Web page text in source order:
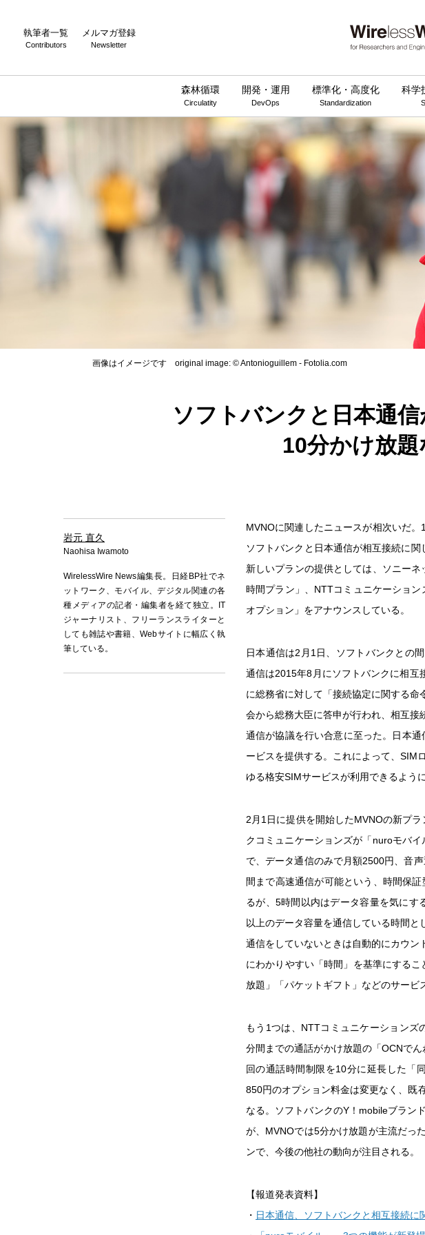
執筆者一覧
Contributors
メルマガ登録
Newsletter
森林循環
Circulatity
開発・運用
DevOps
標準化・高度化
Standardization
科学
画像はイメージです original image: © Antonioguillem - Fotolia.com
ソフトバンクと日本通
10分かけ放
岩元 直久
Naohisa Iwamoto
WirelessWire News編集長。日経BP社でネ
ットワーク、モバイル、デジタル関連の各
種メディアの記者・編集者を経て独立。IT
ジャーナリスト、フリーランスライターと
しても雑誌や書籍、Webサイトに幅広く執
筆している。
MVNOに関連したニュースが相次いだ
ソフトバンクと日本通信が相互接続に
新しいプランの提供としては、ソニー
時間プラン」、NTTコミュニケーショ
オプション」をアナウンスしている。
日本通信は2月1日、ソフトバンクとの
通信は2015年8月にソフトバンクに相互
に総務省に対して「接続協定に関する
会から総務大臣に答申が行われ、相互
通信が協議を行い合意に至った。日本
ービスを提供する。これによって、SIM
ゆる格安SIMサービスが利用できるように
2月1日に提供を開始したMVNOの新プ
クコミュニケーションズが「nuroモバ
で、データ通信のみで月額2500円、音
間まで高速通信が可能という、時間保
るが、5時間以内はデータ容量を気にす
以上のデータ容量を通信している時間と
通信をしていないときは自動的にカウ
にわかりやすい「時間」を基準にする
放題」「パケットギフト」などのサービ
もう1つは、NTTコミュニケーション
分間までの通話がかけ放題の「OCNで
回の通話時間制限を10分に延長した「
850円のオプション料金は変更なく、既
なる。ソフトバンクのY！mobileブラン
が、MVNOでは5分かけ放題が主流だっ
ンで、今後の他社の動向が注目される。
【報道発表資料】
・ 日本通信、ソフトバンクと相互接続